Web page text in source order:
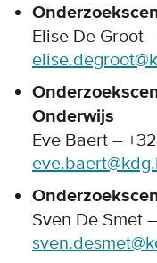
Elise De Groot
Onderwijs
Eve Baert –
Sven De Smet